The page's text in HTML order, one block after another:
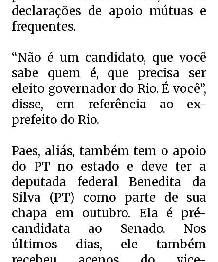
declarações de apoio mútuas e
frequentes.
“Não é um candidato, que você
sabe quem é, que precisa ser
eleito governador do Rio. É você”,
disse, em referência ao ex-
prefeito do Rio.
Paes, aliás, também tem o apoio
do PT no estado e deve ter a
deputada federal Benedita da
Silva (PT) como parte de sua
chapa em outubro. Ela é pré-
candidata ao Senado. Nos
últimos dias, ele também